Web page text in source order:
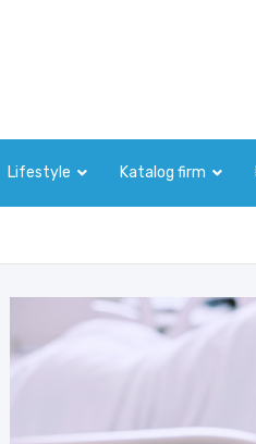
Lifestyle Katalog firm